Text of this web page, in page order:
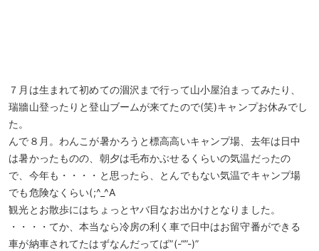
７月は生まれて初めての涸沢まで行って山小屋泊まってみたり、
瑞牆山登ったりと登山ブームが来てたので(笑)キャンプお休みでし
た。
んで８月。わんこが暑かろうと標高高いキャンプ場、去年は日中
は暑かったものの、朝夕は毛布かぶせるくらいの気温だったの
で、今年も・・・・と思ったら、とんでもない気温でキャンプ場
でも危険なくらい(;^_^A
観光とお散歩にはちょっとヤバ目なお出かけとなりました。
・・・・てか、本当なら冷房の利く車で日中はお留守番ができる
車が納車されてたはずなんだってば”(-“”-)”